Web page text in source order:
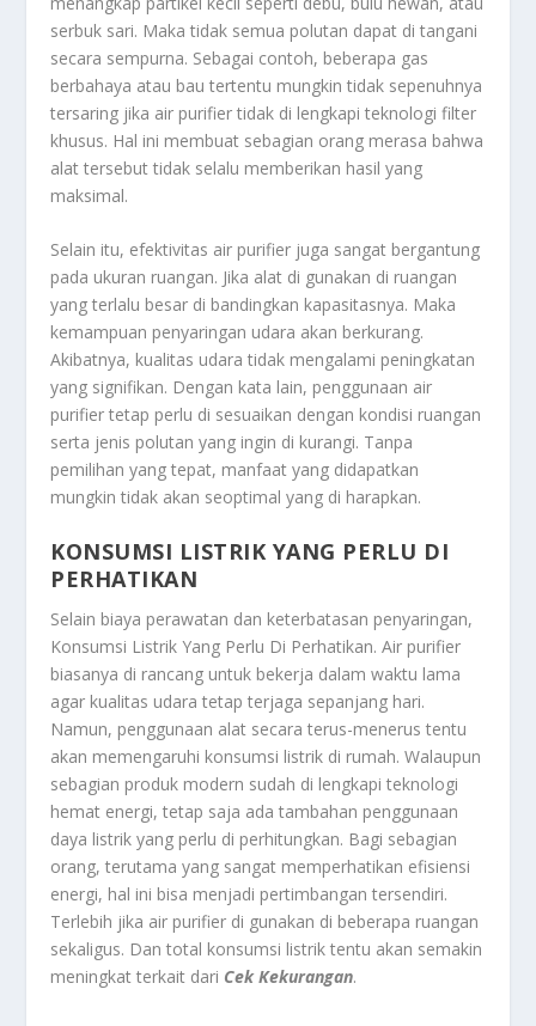
serbuk sari. Maka tidak semua polutan dapat di tangani
secara sempurna. Sebagai contoh, beberapa gas
berbahaya atau bau tertentu mungkin tidak sepenuhnya
tersaring jika air purifier tidak di lengkapi teknologi filter
khusus. Hal ini membuat sebagian orang merasa bahwa
alat tersebut tidak selalu memberikan hasil yang
maksimal.
Selain itu, efektivitas air purifier juga sangat bergantung
pada ukuran ruangan. Jika alat di gunakan di ruangan
yang terlalu besar di bandingkan kapasitasnya. Maka
kemampuan penyaringan udara akan berkurang.
Akibatnya, kualitas udara tidak mengalami peningkatan
yang signifikan. Dengan kata lain, penggunaan air
purifier tetap perlu di sesuaikan dengan kondisi ruangan
serta jenis polutan yang ingin di kurangi. Tanpa
pemilihan yang tepat, manfaat yang didapatkan
mungkin tidak akan seoptimal yang di harapkan.
KONSUMSI LISTRIK YANG PERLU DI
PERHATIKAN
Selain biaya perawatan dan keterbatasan penyaringan,
Konsumsi Listrik Yang Perlu Di Perhatikan. Air purifier
biasanya di rancang untuk bekerja dalam waktu lama
agar kualitas udara tetap terjaga sepanjang hari.
Namun, penggunaan alat secara terus-menerus tentu
akan memengaruhi konsumsi listrik di rumah. Walaupun
sebagian produk modern sudah di lengkapi teknologi
hemat energi, tetap saja ada tambahan penggunaan
daya listrik yang perlu di perhitungkan. Bagi sebagian
orang, terutama yang sangat memperhatikan efisiensi
energi, hal ini bisa menjadi pertimbangan tersendiri.
Terlebih jika air purifier di gunakan di beberapa ruangan
sekaligus. Dan total konsumsi listrik tentu akan semakin
meningkat terkait dari Cek Kekurangan.